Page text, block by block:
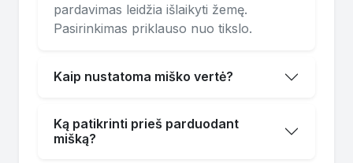
pardavimas leidžia išlaikyti žemę.
Pasirinkimas priklauso nuo tikslo.
Kaip nustatoma miško vertė?
Ką patikrinti prieš parduodant
mišką?